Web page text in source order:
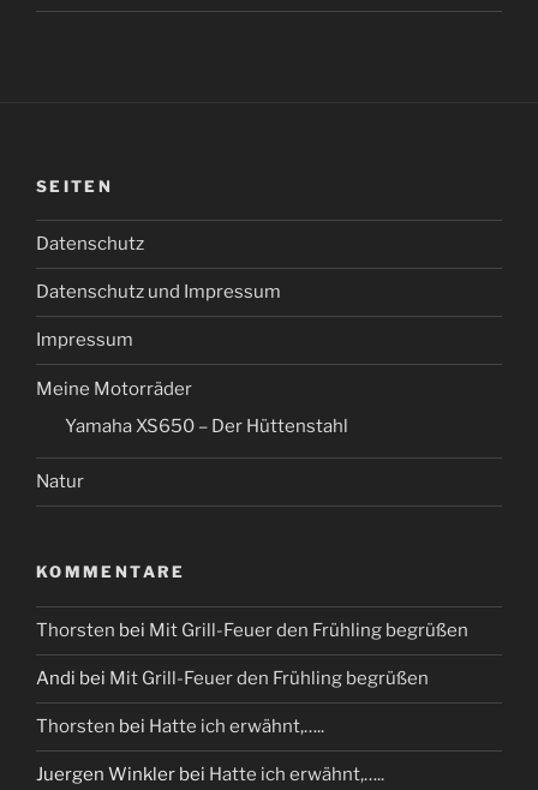
SEITEN
Datenschutz
Datenschutz und Impressum
Impressum
Meine Motorräder
Yamaha XS650 – Der Hüttenstahl
Natur
KOMMENTARE
Thorsten bei Mit Grill-Feuer den Frühling begrüßen
Andi bei Mit Grill-Feuer den Frühling begrüßen
Thorsten bei Hatte ich erwähnt,…..
Juergen Winkler bei Hatte ich erwähnt,…..